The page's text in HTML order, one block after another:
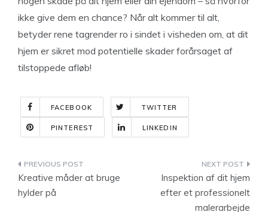
ikke give dem en chance? Når alt kommer til alt,
betyder rene tagrender ro i sindet i visheden om, at dit
hjem er sikret mod potentielle skader forårsaget af
tilstoppede afløb!
FACEBOOK TWITTER
PINTEREST LINKEDIN
Indlægsnavigation
Kreative måder at bruge
hylder på
Inspektion af dit hjem
efter et professionelt
malerarbejde